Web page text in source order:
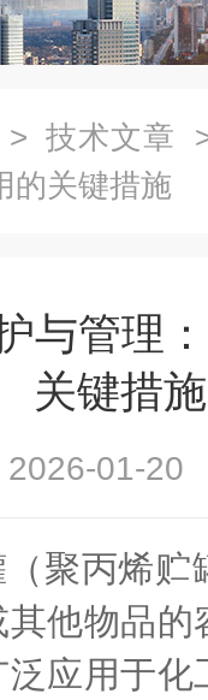
> 技术文章
的关键措施
与管理
关键措施
2026-01-
丙烯贮
他物品
应用于